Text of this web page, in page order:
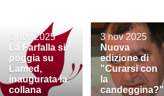
La Farfalla si
poggia su
Lamed,
inaugurata la
collana
8 nov 2025
Nuova
edizione di
"Curarsi con
la
candeggina?"
3 nov 2025